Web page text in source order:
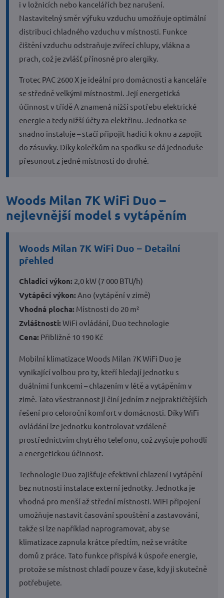
i v ložnicích nebo kancelářích bez narušení.
Nastavitelný směr výfuku vzduchu umožňuje optimální
distribuci chladného vzduchu v místnosti. Funkce
čištění vzduchu odstraňuje zvířecí chlupy, vlákna a
prach, což je zvlášť přínosné pro alergiky.
Trotec PAC 2600 X je ideální pro domácnosti a kanceláře
se středně velkými místnostmi. Její energetická
účinnost v třídě A znamená nižší spotřebu elektrické
energie a tedy nižší účty za elektřinu. Jednotka se
snadno instaluje – stačí připojit hadici k oknu a zapojit
do zásuvky. Díky kolečkům na spodku se dá jednoduše
přesunout z jedné místnosti do druhé.
Woods Milan 7K WiFi Duo –
nejlevnější model s vytápěním
Woods Milan 7K WiFi Duo – Detailní
přehled
Chladicí výkon: 2,0 kW (7 000 BTU/h)
Vytápěcí výkon: Ano (vytápění v zimě)
Vhodná plocha: Místnosti do 20 m²
Zvláštnosti: WiFi ovládání, Duo technologie
Cena: Přibližně 10 190 Kč
Mobilní klimatizace Woods Milan 7K WiFi Duo je
vynikající volbou pro ty, kteří hledají jednotku s
duálními funkcemi – chlazením v létě a vytápěním v
zimě. Tato všestrannost ji činí jedním z nejpraktičtějších
řešení pro celoroční komfort v domácnosti. Díky WiFi
ovládání lze jednotku kontrolovat vzdáleně
prostřednictvím chytrého telefonu, což zvyšuje pohodlí
a energetickou účinnost.
Technologie Duo zajišťuje efektivní chlazení i vytápění
bez nutnosti instalace externí jednotky. Jednotka je
vhodná pro menší až střední místnosti. WiFi připojení
umožňuje nastavit časování spouštění a zastavování,
takže si lze například naprogramovat, aby se
klimatizace zapnula krátce předtím, než se vrátíte
domů z práce. Tato funkce přispívá k úspoře energie,
protože se místnost chladí pouze v čase, kdy ji skutečně
potřebujete.